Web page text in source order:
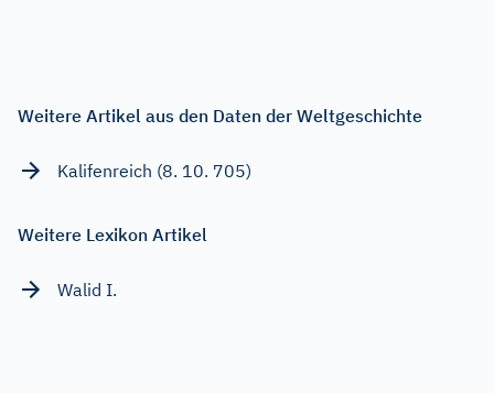
Weitere Artikel aus den Daten der Weltgeschichte
Kalifenreich (8. 10. 705)
Weitere Lexikon Artikel
Walid I.